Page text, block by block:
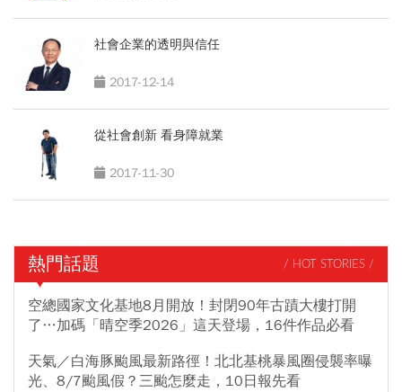
社會企業的透明與信任
2017-12-14
從社會創新 看身障就業
2017-11-30
熱門話題 / HOT STORIES /
空總國家文化基地8月開放！封閉90年古蹟大樓打開
了…加碼「晴空季2026」這天登場，16件作品必看
天氣／白海豚颱風最新路徑！北北基桃暴風圈侵襲率曝
光、8/7颱風假？三颱怎麼走，10日報先看